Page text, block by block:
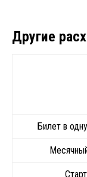
Другие
Билет в